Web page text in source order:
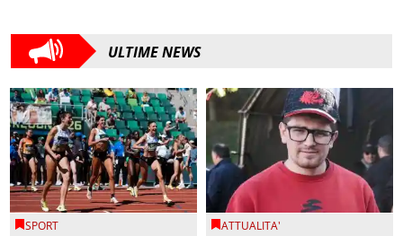
ULTIME NEWS
SPORT ATTUALITA'